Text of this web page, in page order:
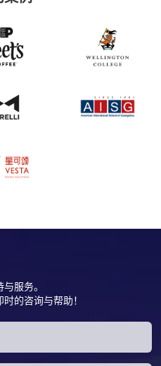
服务。
的咨询与帮助！